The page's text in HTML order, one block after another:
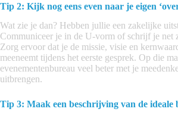
Tip 2: Kijk nog eens even naar je eigen
Wat zie je dan? Hebben jullie een zakelijke
Communiceer je in de U-vorm of schrijf je net
Zorg ervoor dat je de missie, visie en
meeneemt tijdens het eerste gesprek. Op die
evenementenbureau veel beter met je
uitbrengen.
Tip 3: Maak een beschrijving van de ideale